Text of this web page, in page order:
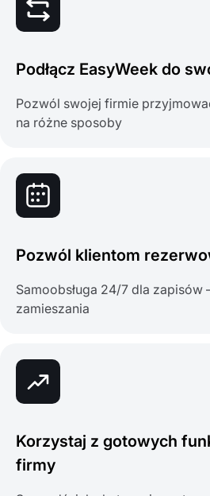
Podłącz EasyWeek do
Pozwól swojej firmie
na różne sposoby
Pozwól klientom
Samoobsługa 24/7 dla zapisów
zamieszania
Korzystaj z gotowych
firmy